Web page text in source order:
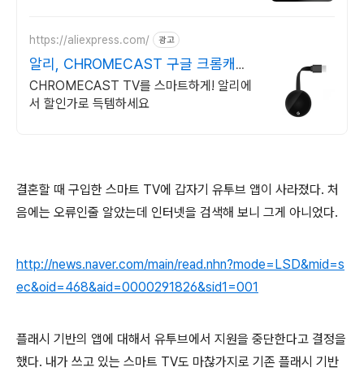
https://aliexpress.com/ 광고
알리, CHROMECAST 구글 크롬캐스
트 알리 득템
CHROMECAST TV를 스마트하게! 알리에
서 할인가로 득템하세요
결혼할 때 구입한 스마트 TV에 갑자기 유투브 앱이 사라졌다. 처
음에는 오류인줄 알았는데 인터넷을 검색해 보니 그게 아니었다.
http://news.naver.com/main/read.nhn?mode=LSD&mid=s
ec&oid=468&aid=0000291826&sid1=001
플래시 기반의 앱에 대해서 유투브에서 지원을 중단한다고 결정을
했다. 내가 쓰고 있는 스마트 TV도 마찮가지로 기존 플래시 기반